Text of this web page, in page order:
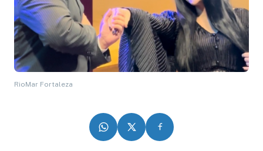
RioMar Fortaleza